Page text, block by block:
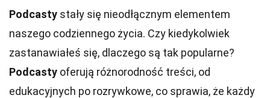
Podcasty stały się nieodłącznym elementem
naszego codziennego życia. Czy kiedykolwiek
zastanawiałeś się, dlaczego są tak popularne?
Podcasty oferują różnorodność treści, od
edukacyjnych po rozrywkowe, co sprawia, że każdy